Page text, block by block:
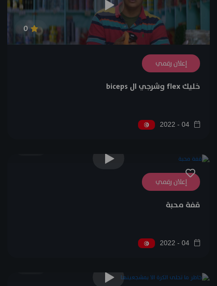
0
إعلان رقمي
خليك flex وشرجي ال biceps
04 - 2022
إعلان رقمي
قفة محبة
04 - 2022